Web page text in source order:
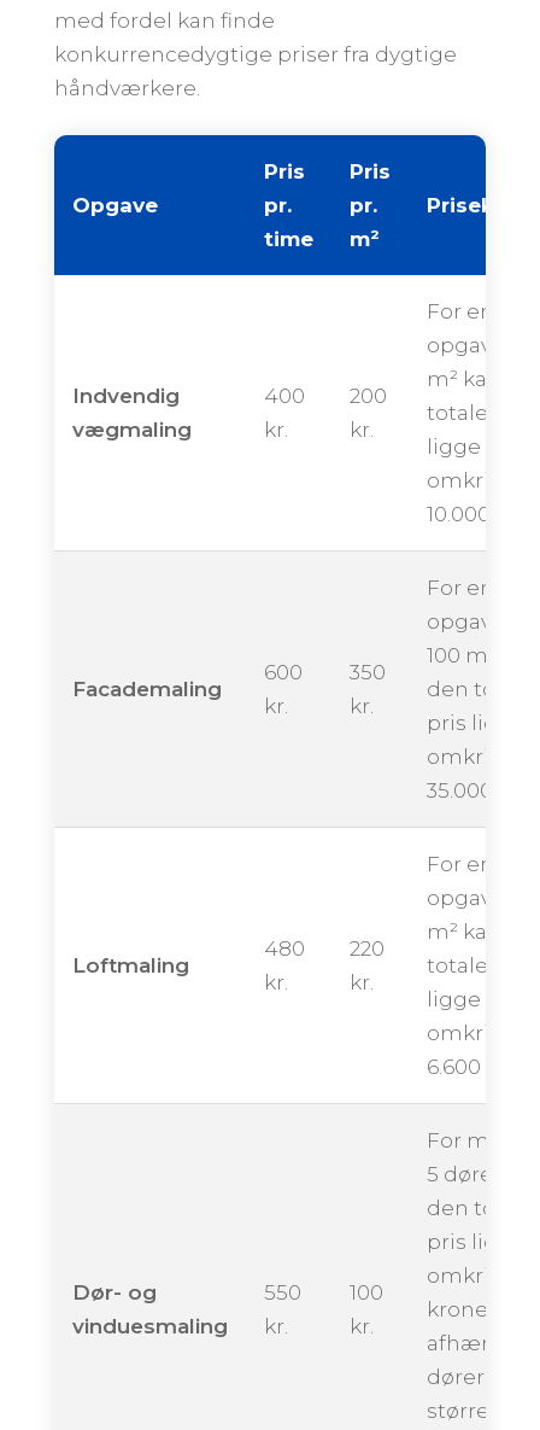
med fordel kan finde
konkurrencedygtige priser fra dygtige
håndværkere.
Opgave
Pris
pr.
time
Pris
pr.
m²
Indvendig
vægmaling
400
kr.
200
kr.
For en
opgave på
m² kan
totale pris
ligge
omkring
10.000
Facademaling
600
kr.
350
kr.
For en
opgave på
100 m² kan
den totale
pris ligge
omkring
35.000
Loftmaling
480
kr.
220
kr.
For en
opgave på
m² kan
totale pris
ligge
omkring
6.600
Dør- og
vinduesmaling
550
kr.
100
kr.
For
5 døre kan
den totale
pris ligge
omkring
kroner,
afhængigt
dørernes
størrelser